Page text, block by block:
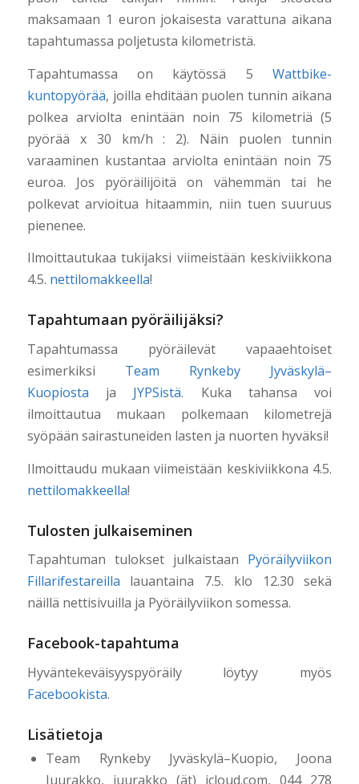
maksamaan 1 euron jokaisesta varattuna aikana
tapahtumassa poljetusta kilometristä.
Tapahtumassa on käytössä 5Wattbike-
kuntopyörää, joilla ehditään puolen tunnin aikana
polkea arviolta enintään noin 75 kilometriä (5
pyörää x 30 km/h : 2). Näin puolen tunnin
varaaminen kustantaa arviolta enintään noin 75
euroa. Jos pyöräilijöitä on vähemmän tai he
polkevat arvioitua hitaammin, niin tuen suuruus
pienenee.
Ilmoittautukaa tukijaksi viimeistään keskiviikkona
4.5. nettilomakkeella!
Tapahtumaan pyöräilijäksi?
Tapahtumassa pyöräilevät vapaaehtoiset
esimerkiksi Team Rynkeby Jyväskylä–
Kuopiosta ja JYPSistä. Kuka tahansa voi
ilmoittautua mukaan polkemaan kilometrejä
syöpään sairastuneiden lasten ja nuorten hyväksi!
Ilmoittaudu mukaan viimeistään keskiviikkona 4.5.
nettilomakkeella!
Tulosten julkaiseminen
Tapahtuman tulokset julkaistaan Pyöräilyviikon
Fillarifestareilla lauantaina 7.5. klo 12.30 sekä
näillä nettisivuilla ja Pyöräilyviikon somessa.
Facebook-tapahtuma
Hyväntekeväisyyspyöräily löytyy myös
Facebookista.
Lisätietoja
Team Rynkeby Jyväskylä–Kuopio, Joona
Juurakko, juurakko (ät) icloud.com, 044 278